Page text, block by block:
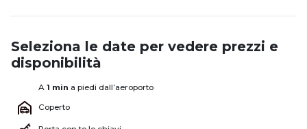
Seleziona le date per vedere prezzi e
disponibilità
A 1 min a piedi dall’aeroporto
Coperto